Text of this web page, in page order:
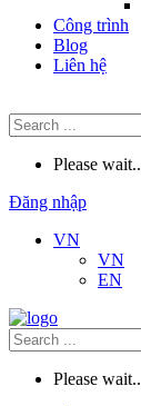
Công trình
Blog
Liên hệ
Please wait..
Đăng nhập
VN
VN
EN
Please wait..